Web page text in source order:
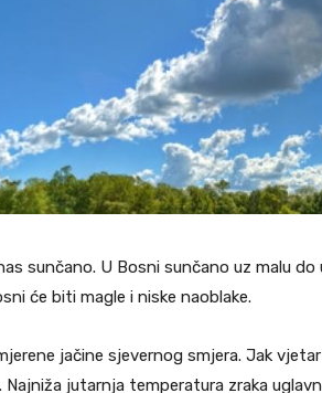
sunčano. U Bosni sunčano uz malu
će biti magle i niske naoblake.
jačine sjevernog smjera. Jak
Najniža jutarnja temperatura zraka